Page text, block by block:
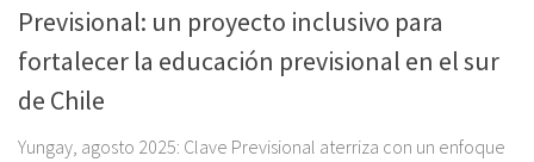
Previsional: un proyecto inclusivo para
fortalecer la educación previsional en el sur
de Chile
Yungay, agosto 2025: Clave Previsional aterriza con un enfoque